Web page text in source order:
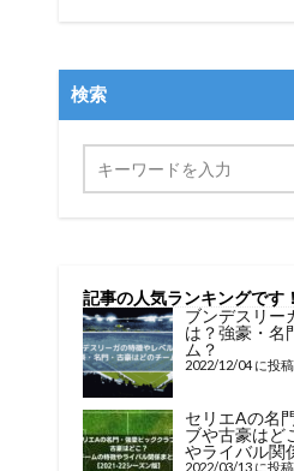
検索
記事の人気ランキングです！
ブンデスリー
は？強豪・名
ム？
2022/12/04 に投
セリエAの名
ブや古豪はど
やライバル関
2022/03/13 に投